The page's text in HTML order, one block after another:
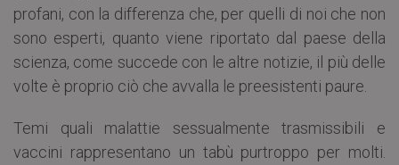
profani, con la differenza che, per quelli di noi che non
sono esperti, quanto viene riportato dal paese della
scienza, come succede con le altre notizie, il più delle
volte è proprio ciò che avvalla le preesistenti paure.
Temi quali malattie sessualmente trasmissibili e
vaccini rappresentano un tabù purtroppo per molti.